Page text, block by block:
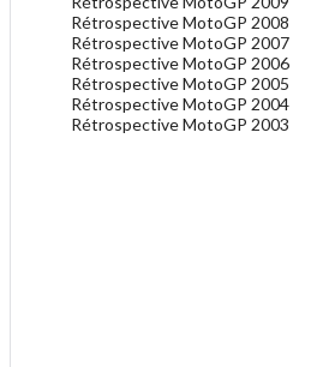
Rétrospective MotoGP 2008
Rétrospective MotoGP 2007
Rétrospective MotoGP 2006
Rétrospective MotoGP 2005
Rétrospective MotoGP 2004
Rétrospective MotoGP 2003